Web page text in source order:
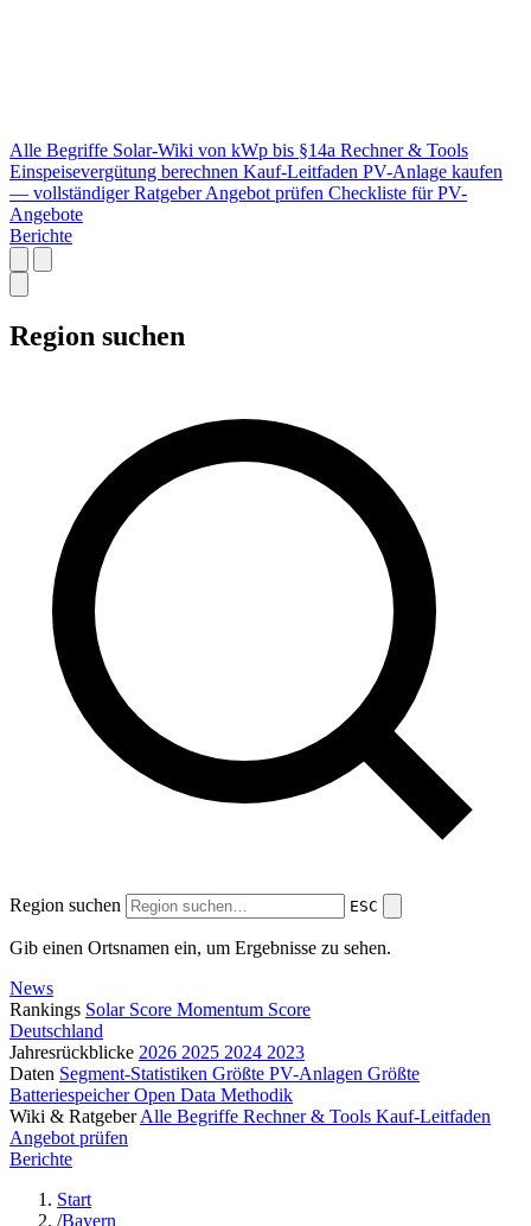
Alle Begriffe Solar-Wiki von kWp bis §14a Rechner & Tools
Einspeisevergütung berechnen Kauf-Leitfaden PV-Anlage kaufen
— vollständiger Ratgeber Angebot prüfen Checkliste für PV-
Angebote
Berichte
Region suchen
Region suchen ESC
Gib einen Ortsnamen ein, um Ergebnisse zu sehen.
News
Rankings Solar Score Momentum Score
Deutschland
Jahresrückblicke 2026 2025 2024 2023
Daten Segment-Statistiken Größte PV-Anlagen Größte
BatteriespeicherOpen Data Methodik
Wiki & Ratgeber Alle Begriffe Rechner & Tools Kauf-Leitfaden
Angebot prüfen
Berichte
Start
/Bayern